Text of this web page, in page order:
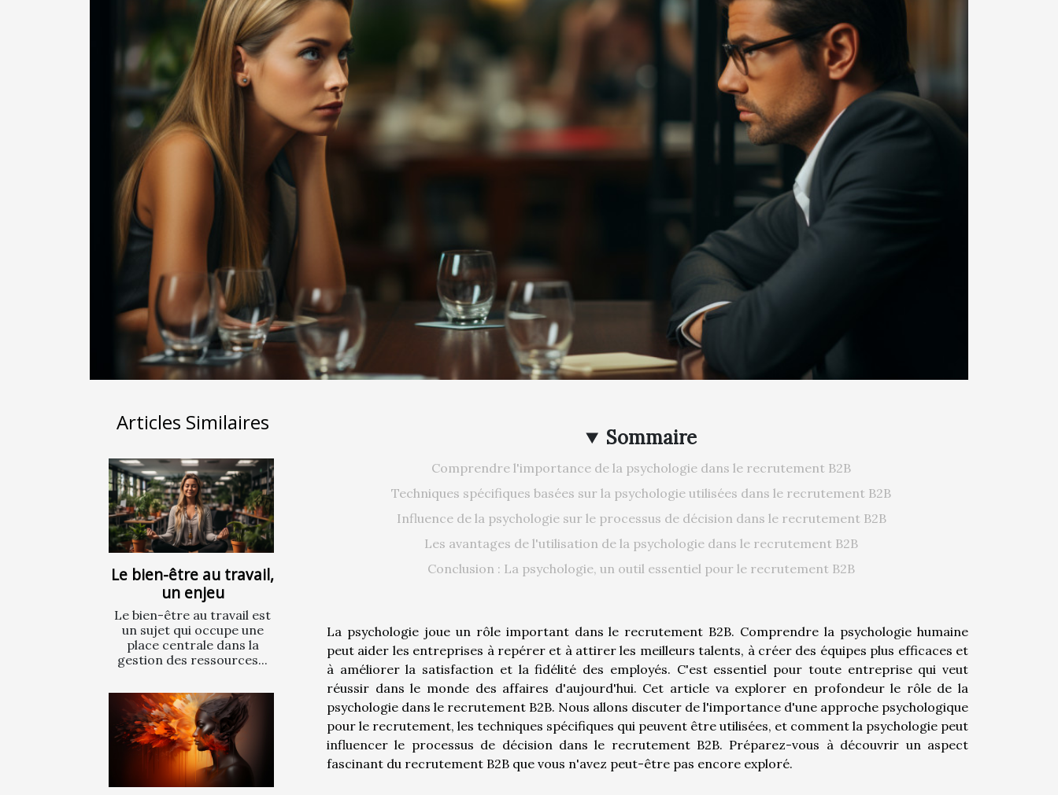
Articles Similaires
Le bien-être au travail,
un enjeu
Le bien-être au travail est
un sujet qui occupe une
place centrale dans la
gestion des ressources...
Sommaire
Comprendre l'importance de la psychologie dans le recrutement B2B
Techniques spécifiques basées sur la psychologie utilisées dans le recrutement B2B
Influence de la psychologie sur le processus de décision dans le recrutement B2B
Les avantages de l'utilisation de la psychologie dans le recrutement B2B
Conclusion : La psychologie, un outil essentiel pour le recrutement B2B
La psychologie joue un rôle important dans le recrutement B2B. Comprendre la psychologie humaine
peut aider les entreprises à repérer et à attirer les meilleurs talents, à créer des équipes plus efficaces et
à améliorer la satisfaction et la fidélité des employés. C'est essentiel pour toute entreprise qui veut
réussir dans le monde des affaires d'aujourd'hui. Cet article va explorer en profondeur le rôle de la
psychologie dans le recrutement B2B. Nous allons discuter de l'importance d'une approche psychologique
pour le recrutement, les techniques spécifiques qui peuvent être utilisées, et comment la psychologie peut
influencer le processus de décision dans le recrutement B2B. Préparez-vous à découvrir un aspect
fascinant du recrutement B2B que vous n'avez peut-être pas encore exploré.